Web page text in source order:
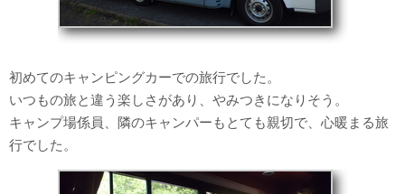
初めてのキャンピングカーでの旅行でした。
いつもの旅と違う楽しさがあり、やみつきになりそう。
キャンプ場係員、隣のキャンパーもとても親切で、心暖まる旅
行でした。